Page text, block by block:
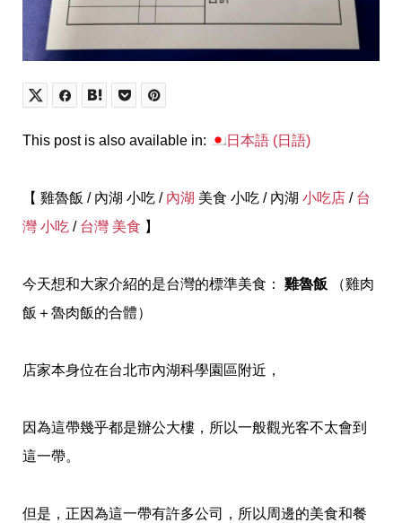
This post is also available in: 日本語(日語)
【 雞魯飯 / 內湖 小吃 / 內湖 美食 小吃 / 內湖 小吃店/ 台
灣 小吃/ 台灣 美食 】
今天想和大家介紹的是台灣的標準美食： 雞魯飯
（雞肉
飯＋魯肉飯的合體）
店家本身位在台北市內湖科學園區附近，
因為這帶幾乎都是辦公大樓，所以一般觀光客不太會到
這一帶。
但是，正因為這一帶有許多公司，所以周邊的美食和餐